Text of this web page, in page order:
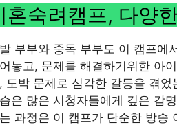
혼숙려캠프, 다양
부부와 중독 부부도 이 캠프에
놓고, 문제를 해결하기위한 아
도박 문제로 심각한 갈등을 겪
은 많은 시청자들에게 깊은 감
과정은 이 캠프가 단순한 방송